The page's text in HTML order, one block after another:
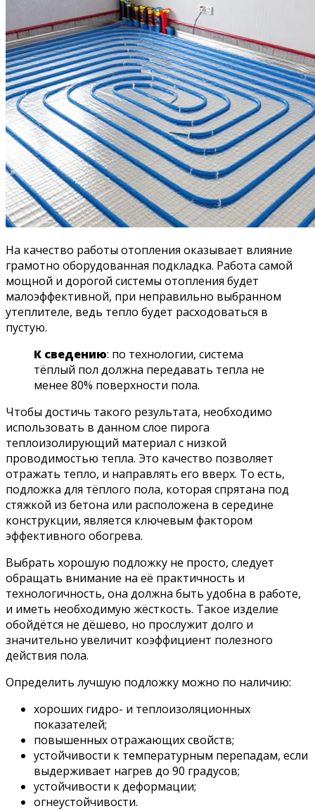
На качество работы отопления оказывает влияние
грамотно оборудованная подкладка. Работа самой
мощной и дорогой системы отопления будет
малоэффективной, при неправильно выбранном
утеплителе, ведь тепло будет расходоваться в
пустую.
К сведению: по технологии, система
тёплый пол должна передавать тепла не
менее 80% поверхности пола.
Чтобы достичь такого результата, необходимо
использовать в данном слое пирога
теплоизолирующий материал с низкой
проводимостью тепла. Это качество позволяет
отражать тепло, и направлять его вверх. То есть,
подложка для тёплого пола, которая спрятана под
стяжкой из бетона или расположена в середине
конструкции, является ключевым фактором
эффективного обогрева.
Выбрать хорошую подложку не просто, следует
обращать внимание на её практичность и
технологичность, она должна быть удобна в работе,
и иметь необходимую жёсткость. Такое изделие
обойдётся не дёшево, но прослужит долго и
значительно увеличит коэффициент полезного
действия пола.
Определить лучшую подложку можно по наличию:
хороших гидро- и теплоизоляционных
показателей;
повышенных отражающих свойств;
устойчивости к температурным перепадам, если
выдерживает нагрев до 90 градусов;
устойчивости к деформации;
огнеустойчивости.